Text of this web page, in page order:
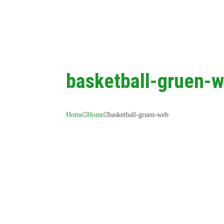
basketball-gruen-
Home Home basketball-gruen-web